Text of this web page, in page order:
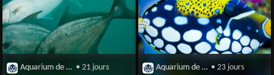
Aquarium de Biarrtiz • 21 jours Aquarium de Biarrtiz • 23 jours